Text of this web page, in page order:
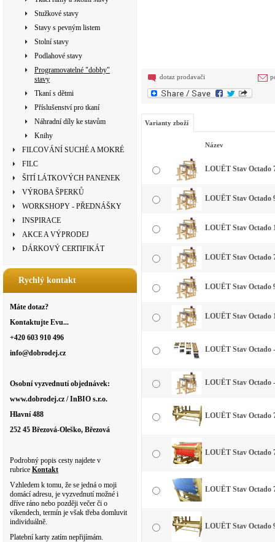
Stužkové stavy
Stavy s pevným listem
Stolní stavy
Podlahové stavy
Programovatelné "dobby"
stavy
Tkaní s dětmi
Příslušenství pro tkaní
Náhradní díly ke stavům
Knihy
FILCOVÁNÍ SUCHÉ A MOKRÉ
FILC
ŠITÍ LÁTKOVÝCH PANENEK
VÝROBA ŠPERKŮ
WORKSHOPY - PŘEDNÁŠKY
INSPIRACE
AKCE A VÝPRODEJ
DÁRKOVÝ CERTIFIKÁT
Rychlý kontakt
Máte dotaz?
Kontaktujte Evu...
+420 603 910 496
info@dobrodej.cz
Osobní vyzvednutí objednávek:
www.dobrodej.cz / InBIO s.r.o.
Hlavní 488
252 45 Březová-Oleško, Březová
Podrobný popis cesty najdete v
rubrice Kontakt
Vzhledem k tomu, že se jedná o moji
domácí adresu, je vyzvednutí možné i
dříve ráno nebo později večer či o
víkendech, termín je však třeba domluvit
individuálně.
Platební karty zatím nepřijímám.
dotaz prodavači
Varianty zboží
Název
LOUËT Stav Octado
LOUËT Stav Octado
LOUËT Stav Octado
LOUËT Stav Octado
LOUËT Stav Octado
LOUËT Stav Octado
LOUËT Stav Octado
LOUËT Stav Octado
LOUËT Stav Octado
LOUËT Stav Octado
LOUËT Stav Octado
LOUËT Stav Octado